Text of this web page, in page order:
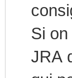
Si
JRA